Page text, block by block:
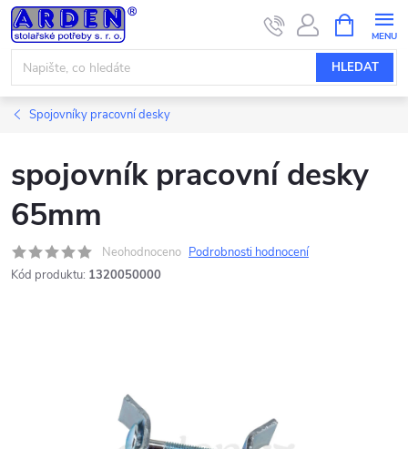
Přejít
na
obsah
HLEDAT
NÁKUPNÍ
KOŠÍK
Spojovníky pracovní desky
spojovník pracovní desky
65mm
Neohodnoceno Podrobnosti hodnocení
Kód produktu: 1320050000